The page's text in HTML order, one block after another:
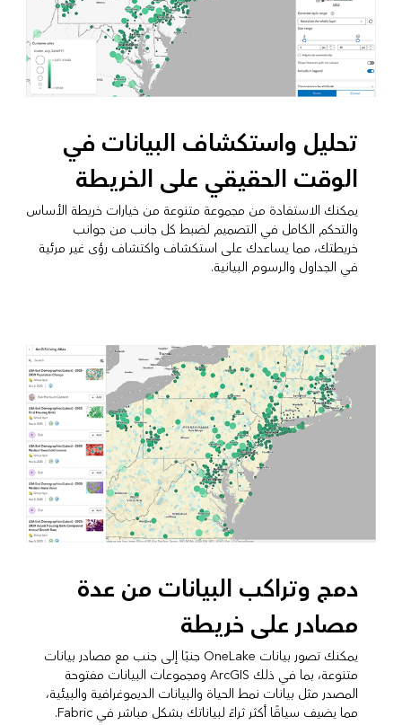
تحليل واستكشاف البيانات في
الوقت الحقيقي على الخريطة
يمكنك الاستفادة من مجموعة متنوعة من خيارات خريطة الأساس
والتحكم الكامل في التصميم لضبط كل جانب من جوانب
خريطتك، مما يساعدك على استكشاف واكتشاف رؤى غير مرئية
في الجداول والرسوم البيانية.
دمج وتراكب البيانات من عدة
مصادر على خريطة
يمكنك تصور بيانات OneLake جنبًا إلى جنب مع مصادر بيانات
متنوعة، بما في ذلك ArcGIS ومجموعات البيانات مفتوحة
المصدر مثل بيانات نمط الحياة والبيانات الديموغرافية والبيئية،
مما يضيف سياقًا أكثر ثراءً لبياناتك بشكل مباشر في Fabric.